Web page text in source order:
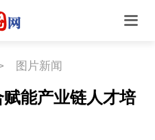
湾区
图片新闻
能产业链人才培